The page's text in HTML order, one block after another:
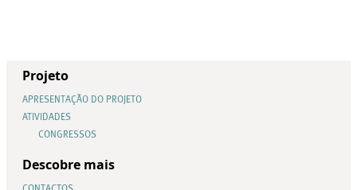
Projeto
APRESENTAÇÃO DO PROJETO
ATIVIDADES
CONGRESSOS
Descobre mais